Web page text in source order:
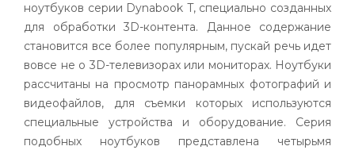
ноутбуков серии Dynabook T, специально созданных
для обработки 3D-контента. Данное содержание
становится все более популярным, пускай речь идет
вовсе не о 3D-телевизорах или мониторах. Ноутбуки
рассчитаны на просмотр панорамных фотографий и
видеофайлов, для съемки которых используются
специальные устройства и оборудование. Серия
подобных ноутбуков представлена четырьмя